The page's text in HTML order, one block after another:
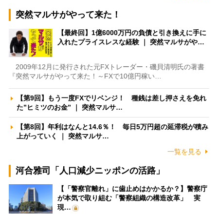
突然マルサがやって来た！
【最終回】1億6000万円の負債と引き換えに手に
入れたプライスレスな経験 ｜ 突然マルサがや…
2009年12月に発行された元FXトレーダー・磯貝清明氏の著書
『突然マルサがやって来た！～FXで10億円稼い…
【第9回】もう一度FXでリベンジ！ 種銭は差し押さえを免れ
た”ヒミツのお金” ｜ 突然マルサ…
【第8回】年利はなんと14.6％！ 毎日5万円超の延滞税が積み
上がっていく ｜ 突然マルサ…
一覧を見る
河合雅司「人口減少ニッポンの活路」
【「警察官離れ」に歯止めはかかるか？】警察庁
が本気で取り組む「警察組織の構造改革」 実
現…